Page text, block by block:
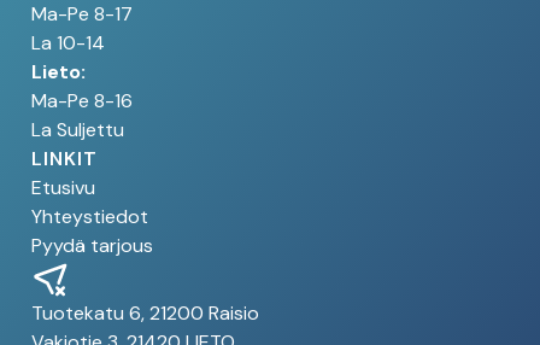
Ma-Pe 8-17
La 10-14
Lieto:
Ma-Pe 8-16
La Suljettu
LINKIT
Etusivu
Yhteystiedot
Pyydä tarjous
Tuotekatu 6, 21200 Raisio